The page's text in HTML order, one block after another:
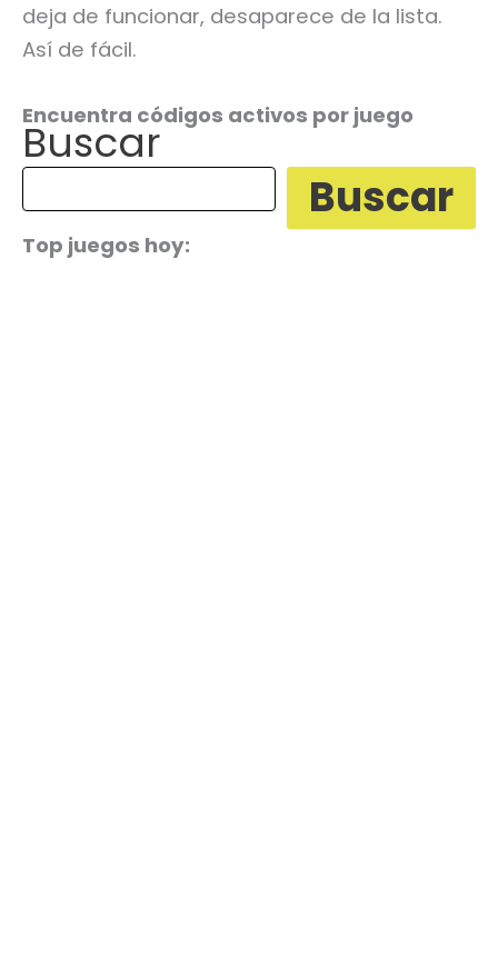
deja de funcionar, desaparece de la lista.
Así de fácil.
Encuentra códigos activos por juego
Buscar
Buscar
Top juegos hoy: